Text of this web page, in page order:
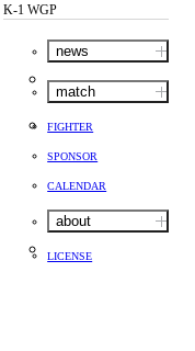
K-1 WGP
news
match
FIGHTER
SPONSOR
CALENDAR
about
LICENSE